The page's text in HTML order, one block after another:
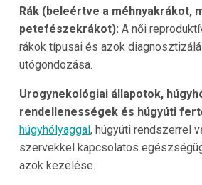
Rák (beleértve a méhnyakrákot,
petefészekrákot): A női
rákok típusai és azok
utógondozása.
Urogynekológiai állapotok,
rendellenességek és húgyúti
húgyhólyaggal, húgyúti rendszerrel
szervekkel kapcsolatos
azok kezelése.